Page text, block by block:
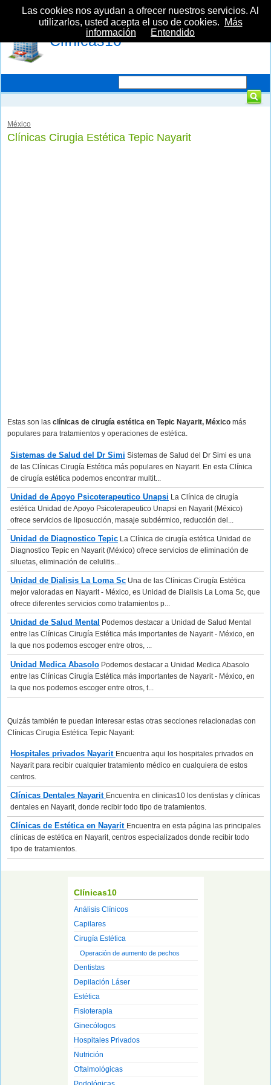
Clínicas10
México
Clínicas Cirugia Estética Tepic Nayarit
Estas son las clínicas de cirugía estética en Tepic Nayarit, México más
populares para tratamientos y operaciones de estética.
Sistemas de Salud del Dr Simi Sistemas de Salud del Dr Simi es una
de las Clínicas Cirugía Estética más populares en Nayarit. En esta Clínica
de cirugía estética podemos encontrar multit...
Unidad de Apoyo Psicoterapeutico Unapsi La Clínica de cirugía
estética Unidad de Apoyo Psicoterapeutico Unapsi en Nayarit (México)
ofrece servicios de liposucción, masaje subdérmico, reducción del...
Unidad de Diagnostico Tepic La Clínica de cirugía estética Unidad de
Diagnostico Tepic en Nayarit (México) ofrece servicios de eliminación de
siluetas, eliminación de celulitis...
Unidad de Dialisis La Loma Sc Una de las Clínicas Cirugía Estética
mejor valoradas en Nayarit - México, es Unidad de Dialisis La Loma Sc, que
ofrece diferentes servicios como tratamientos p...
Unidad de Salud Mental Podemos destacar a Unidad de Salud Mental
entre las Clínicas Cirugía Estética más importantes de Nayarit - México, en
la que nos podemos escoger entre otros, ...
Unidad Medica Abasolo Podemos destacar a Unidad Medica Abasolo
entre las Clínicas Cirugía Estética más importantes de Nayarit - México, en
la que nos podemos escoger entre otros, t...
Quizás también te puedan interesar estas otras secciones relacionadas con
Clínicas Cirugia Estética Tepic Nayarit:
Hospitales privados Nayarit Encuentra aqui los hospitales privados en
Nayarit para recibir cualquier tratamiento médico en cualquiera de estos
centros.
Clínicas Dentales Nayarit Encuentra en clinicas10 los dentistas y clínicas
dentales en Nayarit, donde recibir todo tipo de tratamientos.
Clínicas de Estética en Nayarit Encuentra en esta página las principales
clínicas de estética en Nayarit, centros especializados donde recibir todo
tipo de tratamientos.
Clínicas10
Análisis Clínicos
Capilares
Cirugía Estética
Operación de aumento de pechos
Dentistas
Depilación Láser
Estética
Fisioterapia
Ginecólogos
Hospitales Privados
Nutrición
Oftalmológicas
Las cookies nos ayudan a ofrecer nuestros servicios. Al
utilizarlos, usted acepta el uso de cookies.
Más
información
Entendido